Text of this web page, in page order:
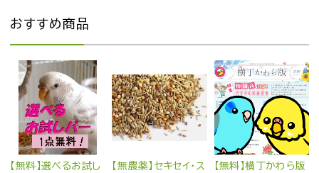
おすすめ商品
【無料】選べるお試し 【無農薬】セキセイ・ス 【無料】横丁かわら版